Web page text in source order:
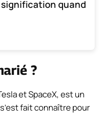
quand
?
et SpaceX, est un
fait connaître pour